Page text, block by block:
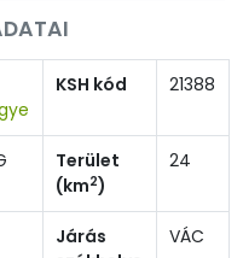
KSH kód 21388
Terület
(km2)
24
Járás
VÁC